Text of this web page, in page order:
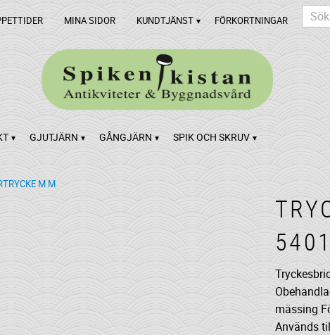
MINA SIDOR KUNDTJÄNST FÖRKORTNINGAR
GJUTJÄRN GÅNGJÄRN SPIK OCH SKRUV
M M
5401
mässing
Används